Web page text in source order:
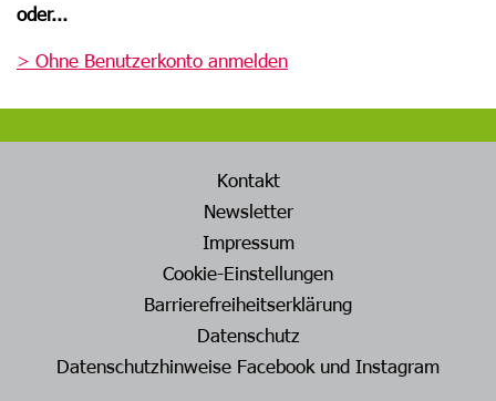
oder...
> Ohne Benutzerkonto anmelden
Kontakt
Newsletter
Impressum
Cookie-Einstellungen
Barrierefreiheitserklärung
Datenschutz
Datenschutzhinweise Facebook und Instagram